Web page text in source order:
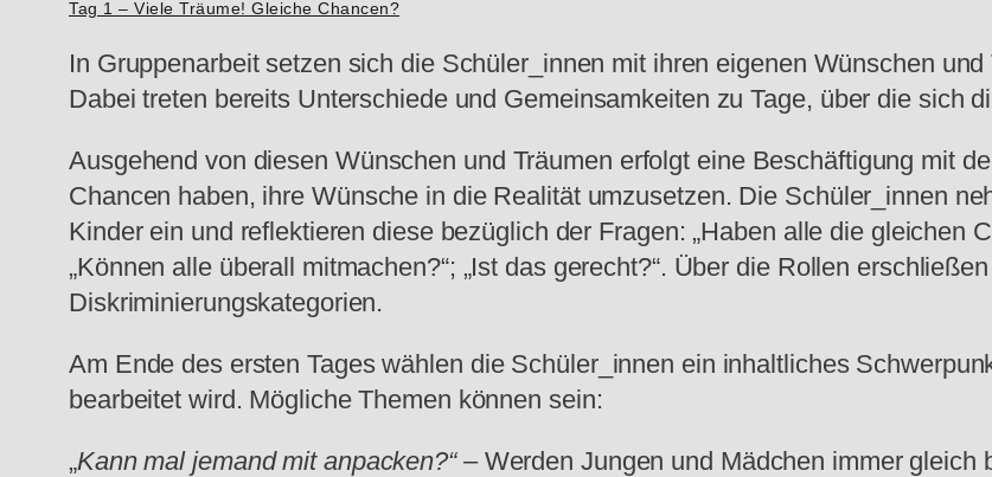
Tag 1 – Viele Träume! Gleiche Chancen?
In Gruppenarbeit setzen sich die Schüler_innen mit ihren eigenen Wünschen
Dabei treten bereits Unterschiede und Gemeinsamkeiten zu Tage, über die sich
Ausgehend von diesen Wünschen und Träumen erfolgt eine Beschäftigung mit
Chancen haben, ihre Wünsche in die Realität umzusetzen. Die Schüler_innen
Kinder ein und reflektieren diese bezüglich der Fragen: „Haben alle die gleichen
„Können alle überall mitmachen?“; „Ist das gerecht?“. Über die Rollen
Diskriminierungskategorien.
Am Ende des ersten Tages wählen die Schüler_innen ein inhaltliches
bearbeitet wird. Mögliche Themen können sein:
„Kann mal jemand mit anpacken?“– Werden Jungen und Mädchen immer gleich